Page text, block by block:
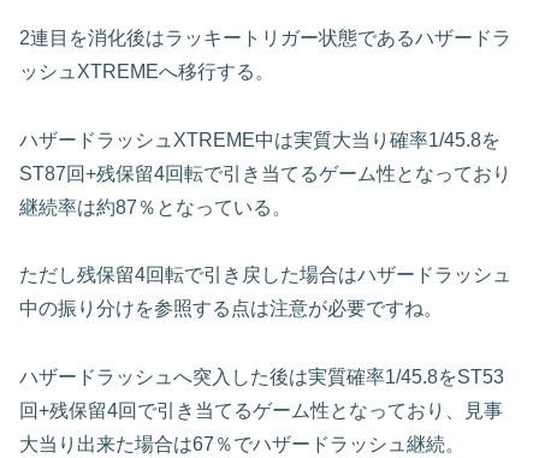
2連目を消化後はラッキートリガー状態であるハザードラ
ッシュXTREMEへ移行する。
ハザードラッシュXTREME中は実質大当り確率1/45.8を
ST87回+残保留4回転で引き当てるゲーム性となっており
継続率は約87％となっている。
ただし残保留4回転で引き戻した場合はハザードラッシュ
中の振り分けを参照する点は注意が必要ですね。
ハザードラッシュへ突入した後は実質確率1/45.8をST53
回+残保留4回で引き当てるゲーム性となっており、見事
大当り出来た場合は67％でハザードラッシュ継続。